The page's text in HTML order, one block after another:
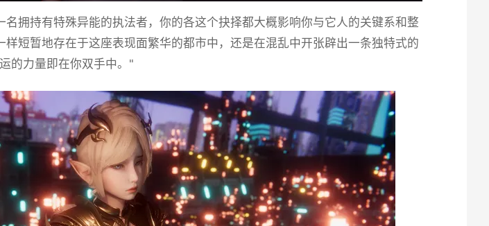
拥持有特殊异能的执法者，你的各这个抉择都大概影响你与它人的关键系和整
短暂地存在于这座表现面繁华的都市中，还是在混乱中开张辟出一条独特式的
的力量即在你双手中。"